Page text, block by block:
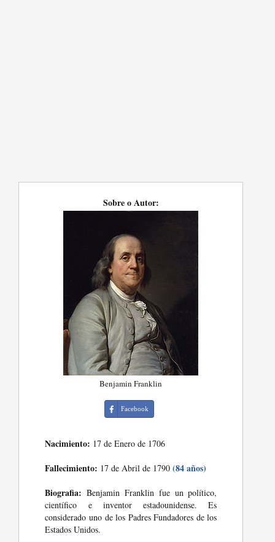
Sobre o Autor:
Benjamin Franklin
Facebook
Nacimiento: 17 de Enero de 1706
Fallecimiento: 17 de Abril de 1790(84 años)
Biografia: Benjamin Franklin fue un político,
científico e inventor estadounidense. Es
considerado uno de los Padres Fundadores de los
Estados Unidos.